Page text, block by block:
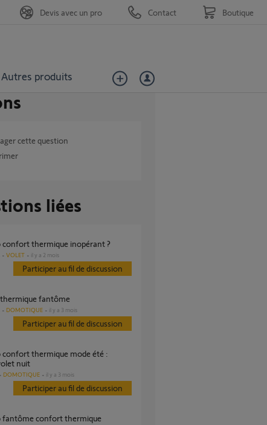
Autres produits
Devis avec un pro Contact Boutique
cette question
liées
confort thermique inopérant ?
VOLET il y a 2 mois
Participer au fil de discussion
thermique fantôme
DOMOTIQUE il y a 3 mois
Participer au fil de discussion
nuit
DOMOTIQUE il y a 3 mois
Participer au fil de discussion
fantôme confort thermique